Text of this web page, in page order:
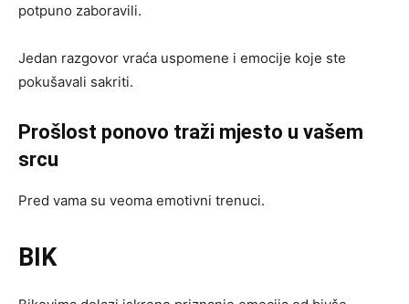
potpuno zaboravili.
Jedan razgovor vraća uspomene i emocije koje ste
pokušavali sakriti.
Prošlost ponovo traži mjesto u vašem
srcu
Pred vama su veoma emotivni trenuci.
BIK